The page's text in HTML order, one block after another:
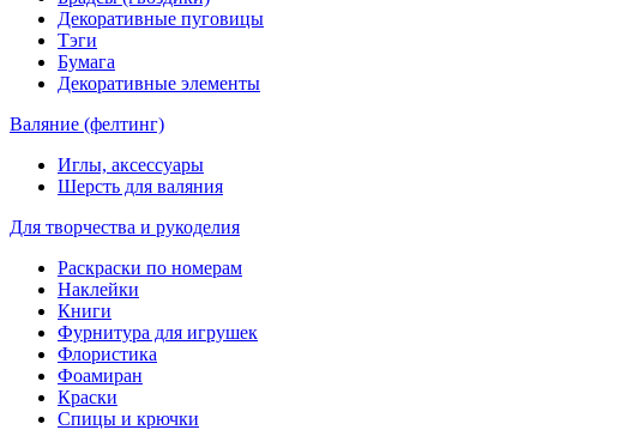
Декоративные пуговицы
Тэги
Бумага
Декоративные элементы
Валяние (фелтинг)
Иглы, аксессуары
Шерсть для валяния
Для творчества и рукоделия
Раскраски по номерам
Наклейки
Книги
Фурнитура для игрушек
Флористика
Фоамиран
Краски
Спицы и крючки